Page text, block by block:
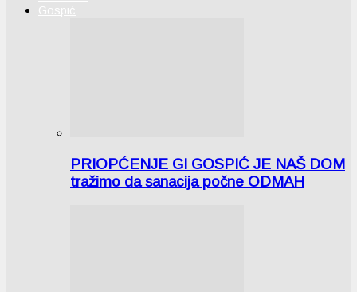
Gospić
PRIOPĆENJE GI GOSPIĆ JE NAŠ DOM
tražimo da sanacija počne ODMAH